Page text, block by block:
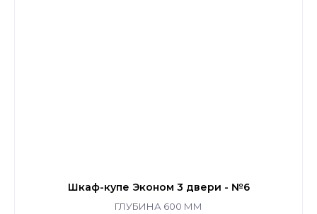
Шкаф-купе Эконом 3 двери - №6
ГЛУБИНА 600 ММ